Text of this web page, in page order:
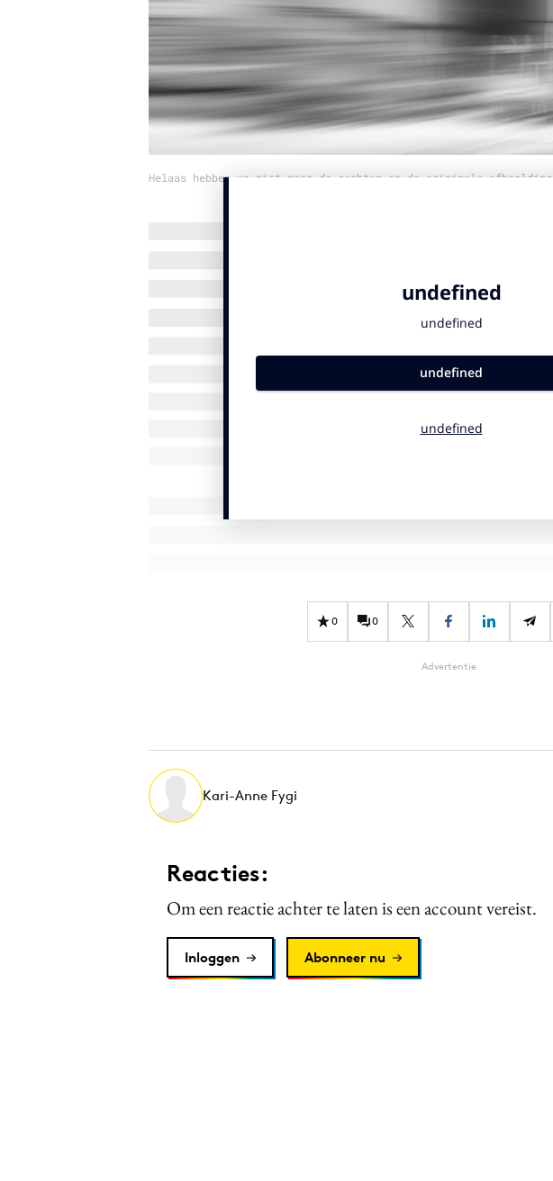
Helaas hebben we niet meer de rechten op de originele afbeelding
0 0
Advertentie
Kari-Anne Fygi
Reacties:
Om een reactie achter te laten is een account vereist.
Inloggen Abonneer nu